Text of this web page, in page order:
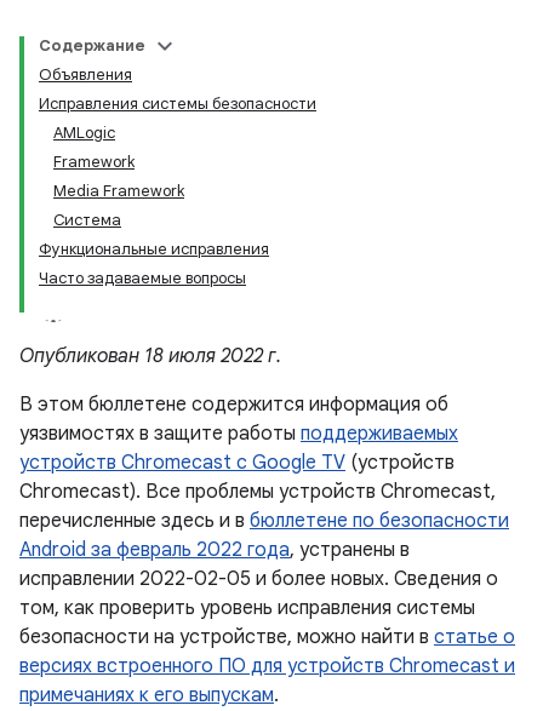
Содержание
Объявления
Исправления системы безопасности
AMLogic
Framework
Media Framework
Система
Функциональные исправления
Часто задаваемые вопросы
Опубликован 18 июля 2022 г.
В этом бюллетене содержится информация об
уязвимостях в защите работы поддерживаемых
устройств Chromecast с Google TV (устройств
Chromecast). Все проблемы устройств Chromecast,
перечисленные здесь и в бюллетене по безопасности
Android за февраль 2022 года, устранены в
исправлении 2022-02-05 и более новых. Сведения о
том, как проверить уровень исправления системы
безопасности на устройстве, можно найти в статье о
версиях встроенного ПО для устройств Chromecast и
примечаниях к его выпускам.